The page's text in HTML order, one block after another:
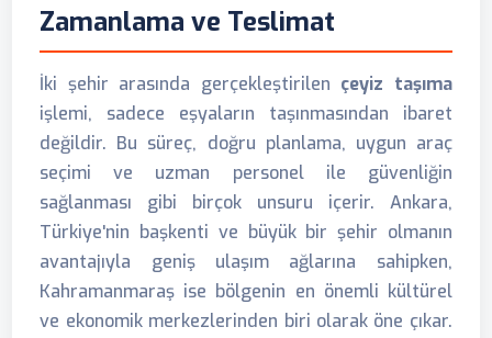
Zamanlama ve Teslimat
İki şehir arasında gerçekleştirilen çeyiz taşıma
işlemi, sadece eşyaların taşınmasından ibaret
değildir. Bu süreç, doğru planlama, uygun araç
seçimi ve uzman personel ile güvenliğin
sağlanması gibi birçok unsuru içerir. Ankara,
Türkiye'nin başkenti ve büyük bir şehir olmanın
avantajıyla geniş ulaşım ağlarına sahipken,
Kahramanmaraş ise bölgenin en önemli kültürel
ve ekonomik merkezlerinden biri olarak öne çıkar.